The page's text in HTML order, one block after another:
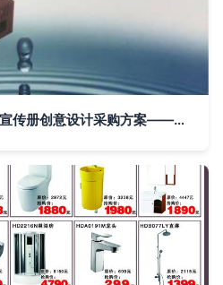
“点睛”视觉维度 横沥产品宣传册创意设计采购方案——赋新丰收广告生命张力